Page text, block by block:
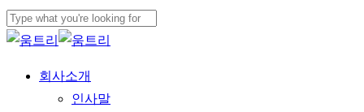
본문으로
건너뛰기
검색
메뉴
회사소개
인사말